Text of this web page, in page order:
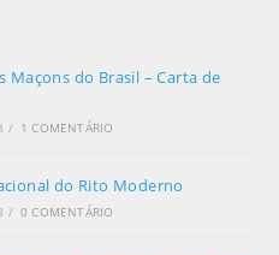
Maçons do Brasil – Carta de
/ 1 COMENTÁRIO
do Rito Moderno
/ 0 COMENTÁRIO